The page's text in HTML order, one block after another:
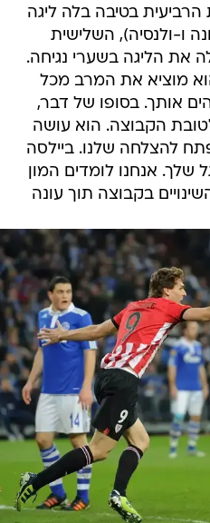
בטיבה בלה ליגה
ו-ולנסיה), השלישית
את הליגה בשערי נגיחה.
מוציא את המרב מכל
אותך. בסופו של דבר,
הקבוצה. הוא עושה
להצלחה שלנו. ביילסה
אנחנו לומדים המון
בקבוצה תוך עונה